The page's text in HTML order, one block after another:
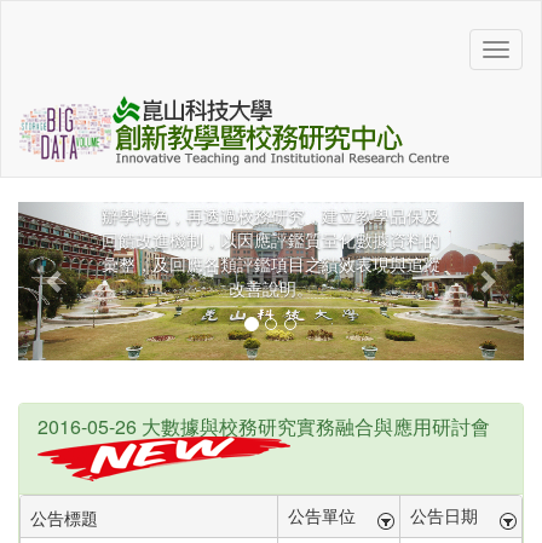
創新教學暨校務研究中心
辦學特色，再透過校務研究，建立教學品保及
回饋改進機制，以因應評鑑質量化數據資料的
彙整，及回應各類評鑑項目之績效表現與追蹤
改善說明。
2016-05-26 大數據與校務研究實務融合與應用研討會
公告標題 公告單位 公告日期